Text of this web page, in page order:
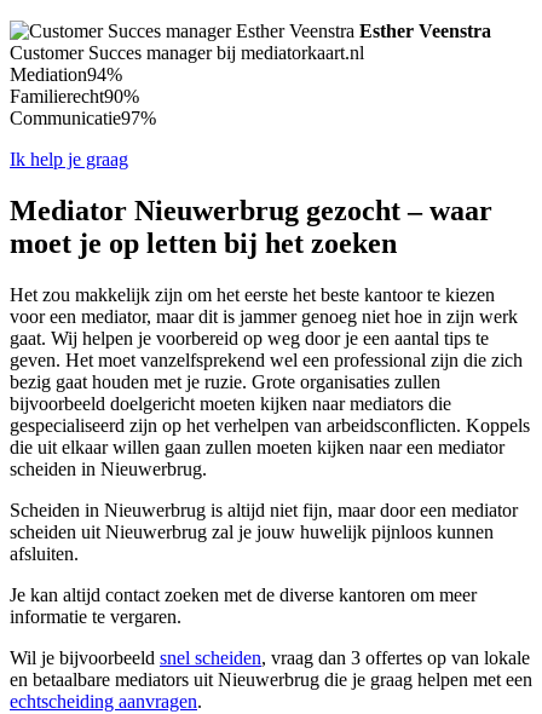
Esther Veenstra
Customer Succes manager bij mediatorkaart.nl
Mediation94%
Familierecht90%
Communicatie97%
Ik help je graag
Mediator Nieuwerbrug gezocht – waar
moet je op letten bij het zoeken
Het zou makkelijk zijn om het eerste het beste kantoor te kiezen
voor een mediator, maar dit is jammer genoeg niet hoe in zijn werk
gaat. Wij helpen je voorbereid op weg door je een aantal tips te
geven. Het moet vanzelfsprekend wel een professional zijn die zich
bezig gaat houden met je ruzie. Grote organisaties zullen
bijvoorbeeld doelgericht moeten kijken naar mediators die
gespecialiseerd zijn op het verhelpen van arbeidsconflicten. Koppels
die uit elkaar willen gaan zullen moeten kijken naar een mediator
scheiden in Nieuwerbrug.
Scheiden in Nieuwerbrug is altijd niet fijn, maar door een mediator
scheiden uit Nieuwerbrug zal je jouw huwelijk pijnloos kunnen
afsluiten.
Je kan altijd contact zoeken met de diverse kantoren om meer
informatie te vergaren.
Wil je bijvoorbeeld snel scheiden, vraag dan 3 offertes op van lokale
en betaalbare mediators uit Nieuwerbrug die je graag helpen met een
echtscheiding aanvragen.